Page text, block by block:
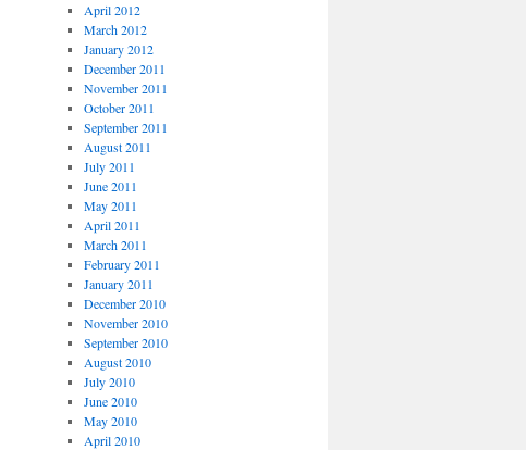
April 2012
March 2012
January 2012
December 2011
November 2011
October 2011
September 2011
August 2011
July 2011
June 2011
May 2011
April 2011
March 2011
February 2011
January 2011
December 2010
November 2010
September 2010
August 2010
July 2010
June 2010
May 2010
April 2010